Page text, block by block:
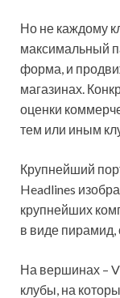
Но не каждому
максимальный
форма, и
магазинах.
оценки
тем или иным
Крупнейший
Headlines
крупнейших
в виде пирамид,
На вершинах –
клубы, на